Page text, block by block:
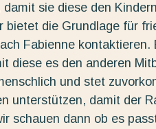
sie diese den
bietet die Grundlage für
Fabienne kontaktieren.
diese es den anderen
und stet
unterstützen, damit der
schauen dann ob es